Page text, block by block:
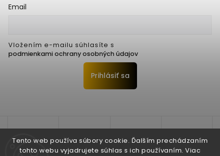
Tento web používa súbory cookie. Ďalším prechádzaním
tohto webu vyjadrujete súhlas s ich používaním. Viac
Email
Vložením e-mailu súhlasíte s
podmienkami ochrany osobných údajov
Prihlásiť sa